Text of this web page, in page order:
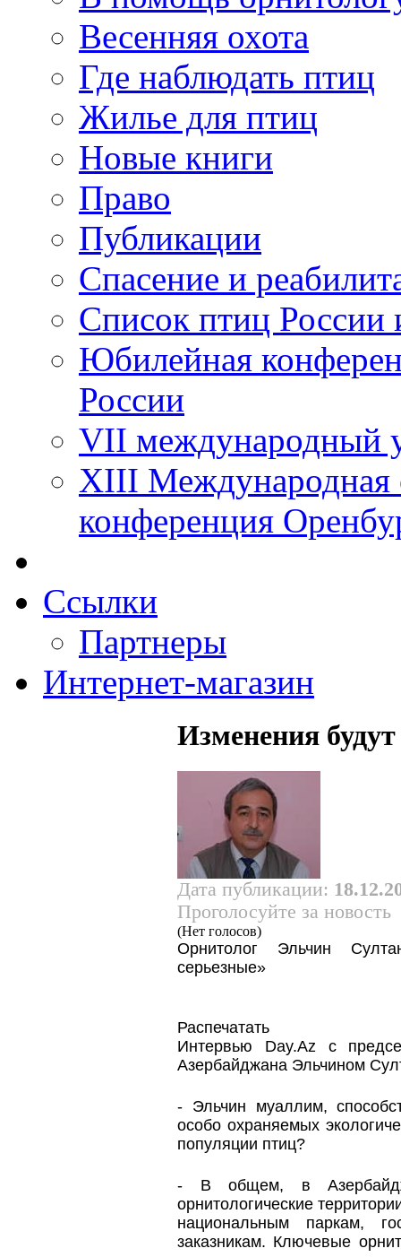
Весенняя охота
Где наблюдать птиц
Жилье для птиц
Новые книги
Право
Публикации
Спасение и
Список птиц России
Юбилейная
России
VII международный
XIII Международная
конференция
Ссылки
Партнеры
Интернет-магазин
Изменения
Дата публикации:
Проголосуйте за новость
(Нет голосов)
Орнитолог Эльчин
серьезные»
Распечатать
Интервью Day.Az с
Азербайджана Эльчином
- Эльчин муаллим,
особо охраняемых
популяции птиц?
- В общем, в
орнитологические
национальным паркам,
заказникам. Ключевые